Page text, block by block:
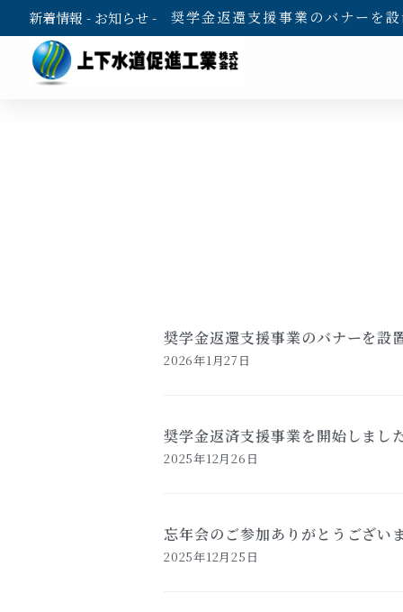
新着情報 - お知らせ - 奨学金返還支援事業のバナーを
奨学金返還支援事業のバナーを設
2026年1月27日
奨学金返済支援事業を開始しまし
2025年12月26日
忘年会のご参加ありがとうござい
2025年12月25日